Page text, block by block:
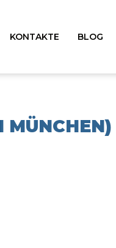
KONTAKTE BLOG
(